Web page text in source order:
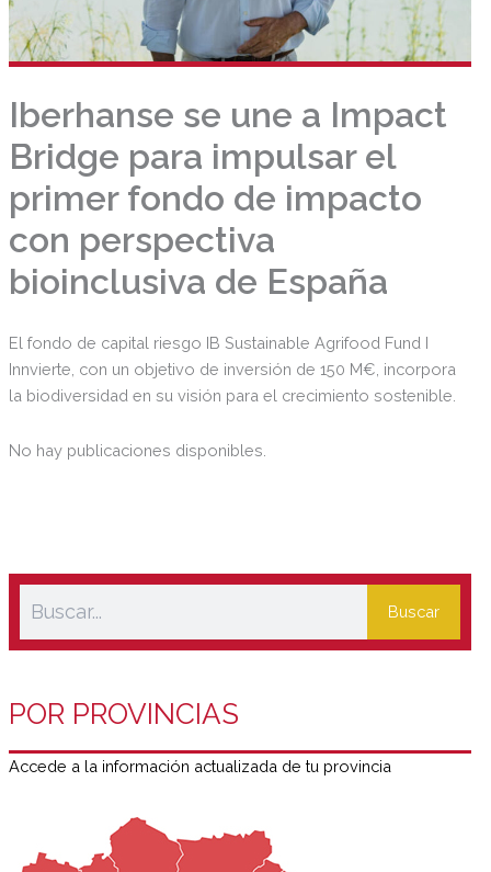
Iberhanse se une a Impact
Bridge para impulsar el
primer fondo de impacto
con perspectiva
bioinclusiva de España
El fondo de capital riesgo IB Sustainable Agrifood Fund I
Innvierte, con un objetivo de inversión de 150 M€, incorpora
la biodiversidad en su visión para el crecimiento sostenible.
No hay publicaciones disponibles.
Buscar
POR PROVINCIAS
Accede a la información actualizada de tu provincia